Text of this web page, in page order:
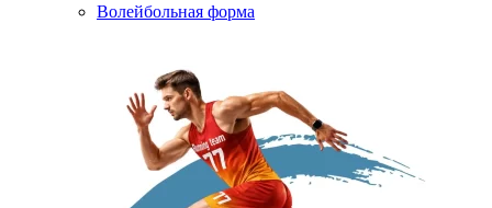
Волейбольная форма